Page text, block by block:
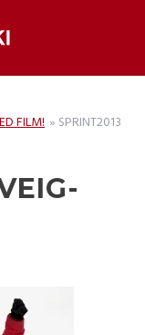
FILM! » SPRINT2013